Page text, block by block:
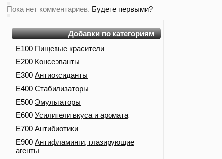
Пока нет комментариев. Будете первыми?
Добавки по категориям
E100 Пищевые красители
E200 Консерванты
E300 Антиоксиданты
E400 Стабилизаторы
E500 Эмульгаторы
E600 Усилители вкуса и аромата
E700 Антибиотики
E900 Антифламинги, глазирующие
агенты